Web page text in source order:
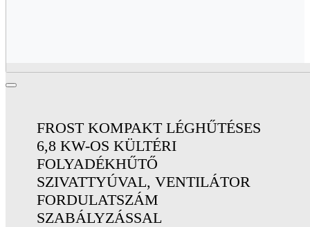
FROST KOMPAKT LÉGHŰTÉSES
6,8 KW-OS KÜLTÉRI
FOLYADÉKHŰTŐ
SZIVATTYÚVAL, VENTILÁTOR
FORDULATSZÁM
SZABÁLYZÁSSAL